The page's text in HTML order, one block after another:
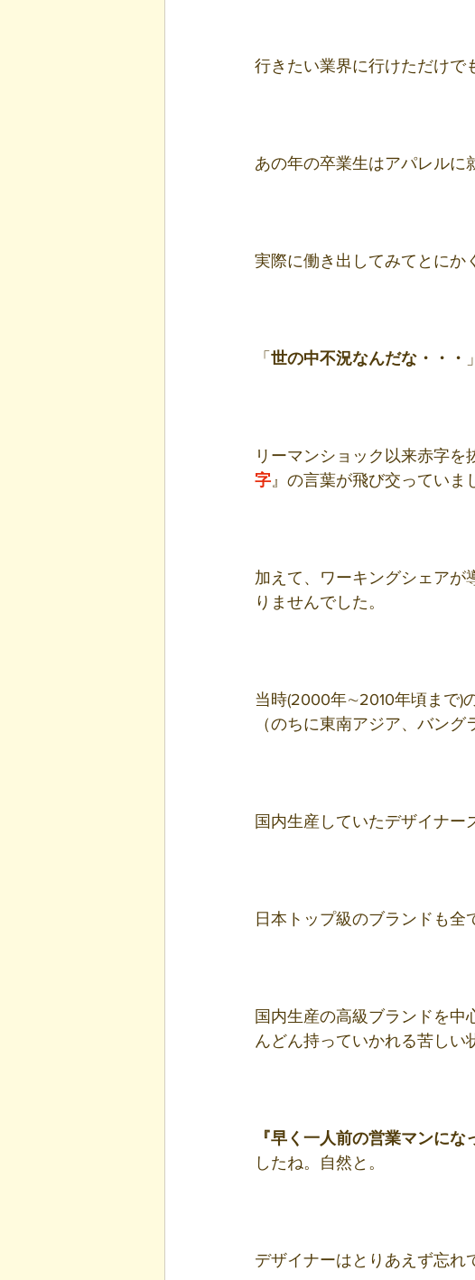
行きたい業界に行けただけで
あの年の卒業生はアパレルに
実際に働き出してみてとにか
「 世の中不況なんだな・・・
リーマンショック以来赤字
字』の言葉が飛び交っていま
加えて、ワーキングシェアが
りませんでした。
当時(2000年∼2010年頃まで)
（のちに東南アジア、バング
国内生産していたデザイナー
日本トップ級のブランドも全
国内生産の高級ブランドを
んどん持っていかれる苦しい
『早く一人前の営業マンに
したね。自然と。
デザイナーはとりあえず忘れ